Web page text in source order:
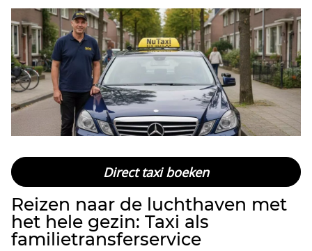
Direct taxi boeken
Reizen naar de luchthaven met
het hele gezin: Taxi als
familietransferservice